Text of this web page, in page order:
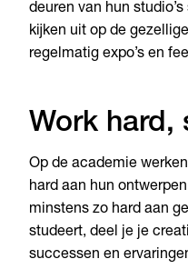
deuren van hun
kijken uit op de
regelmatig expo’s en
Work hard,
Op de academie
hard aan hun
minstens zo hard aan
studeert, deel je je
successen en